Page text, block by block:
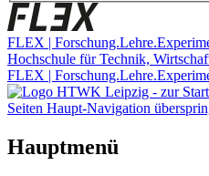
FLEX |
Hochschule für Technik,
FLEX |
Seiten Haupt-Navigation
Hauptmenü